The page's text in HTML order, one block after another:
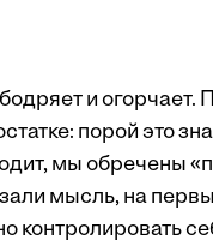
и ­огорчает.
порой это
мы обречены
мысль, на
контролировать